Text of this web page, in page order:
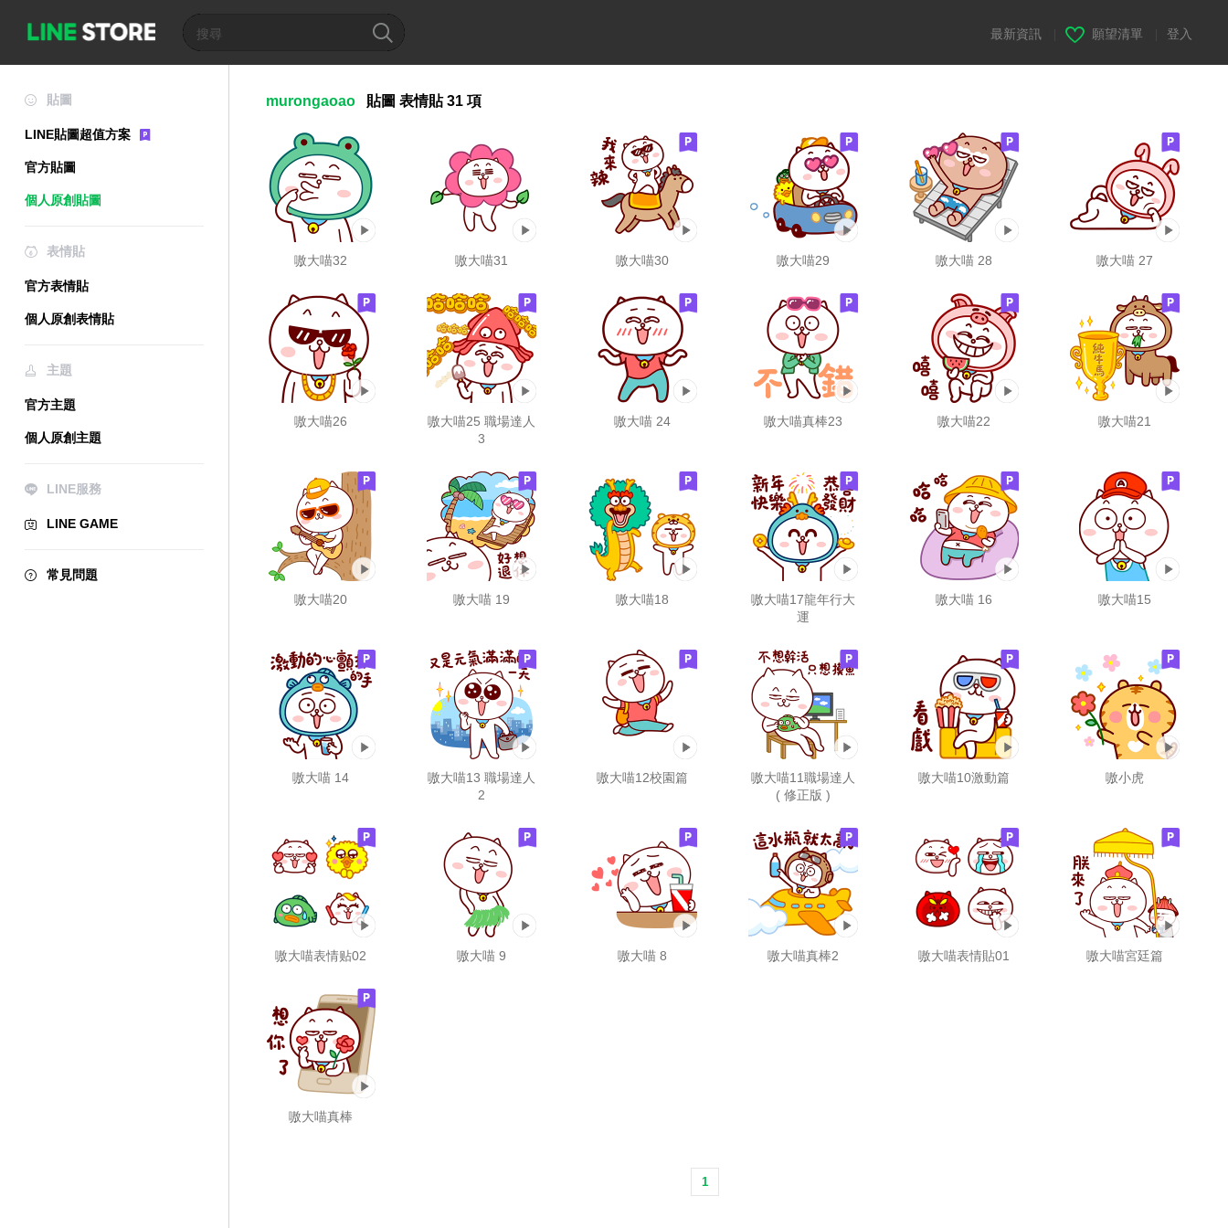
最新資訊 願望清單 登入
貼圖
LINE貼圖超值方案
官方貼圖
個人原創貼圖
表情貼
官方表情貼
個人原創表情貼
主題
官方主題
個人原創主題
LINE服務
LINE GAME
常見問題
murongaoao 貼圖 表情貼 31 項
嗷大喵32 嗷大喵31 嗷大喵30 嗷大喵29 嗷大喵 28 嗷大喵 27
嗷大喵26
嗷大喵25 職場達人
3
嗷大喵 24 嗷大喵真棒23 嗷大喵22 嗷大喵21
嗷大喵20 嗷大喵 19 嗷大喵18
嗷大喵17龍年行大
運
嗷大喵 16 嗷大喵15
嗷大喵 14
嗷大喵13 職場達人
2
嗷大喵12校園篇
嗷大喵11職場達人
( 修正版 )
嗷大喵10激動篇 嗷小虎
嗷大喵表情贴02 嗷大喵 9 嗷大喵 8 嗷大喵真棒2 嗷大喵表情貼01 嗷大喵宮廷篇
嗷大喵真棒
1